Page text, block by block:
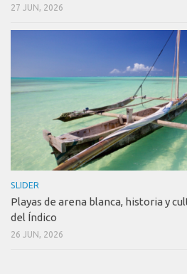
27 JUN, 2026
SLIDER
Playas de arena blanca, historia y
del Índico
26 JUN, 2026